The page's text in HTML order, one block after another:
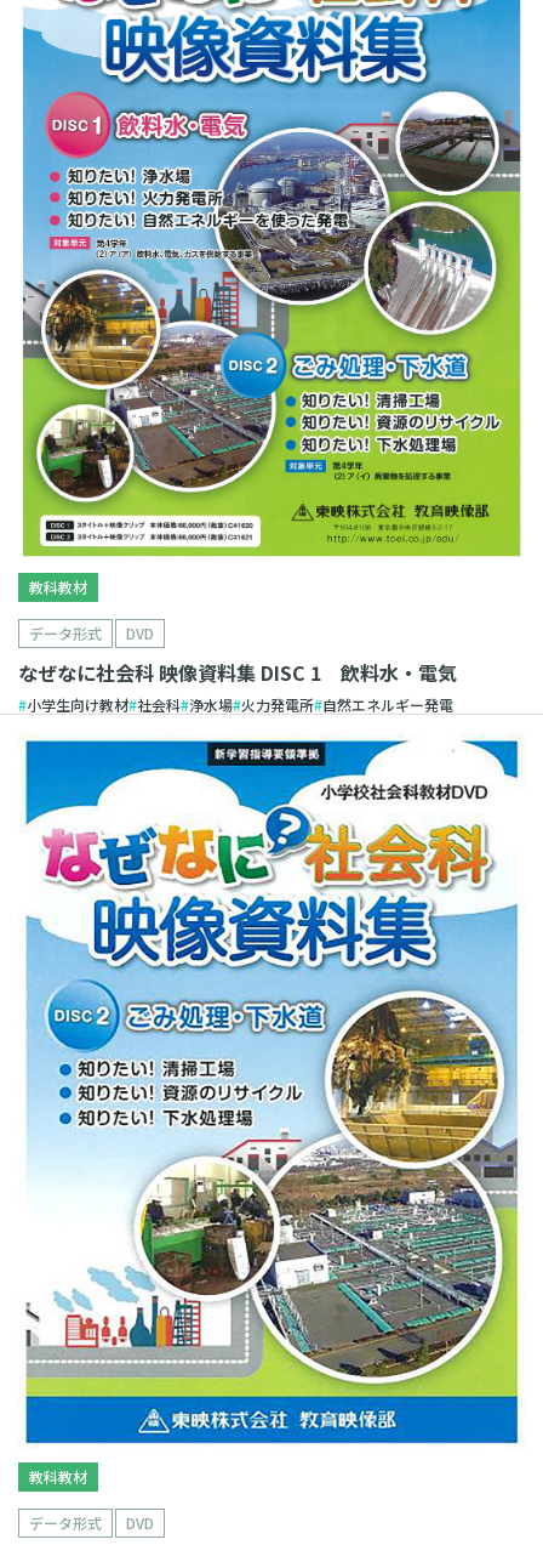
教科教材
データ形式 DVD
なぜなに社会科 映像資料集 DISC 1 飲料水・電気
小学生向け教材 社会科 浄水場 火力発電所 自然エネルギー発電
教科教材
データ形式 DVD